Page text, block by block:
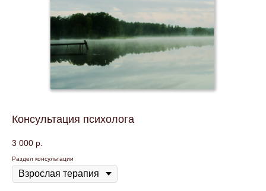
Консультация психолога
3 000 р.
Раздел консультации